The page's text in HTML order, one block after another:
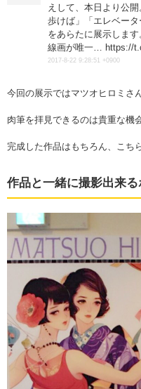
えして、本日より公
歩けば」「エレベータ
をあらたに展示しま
線画が唯一… https://
2017-8-22 9:28:51 +0900
今回の展示ではマツオヒロミさ
肉筆を拝見できるのは貴重な機
完成した作品はもちろん、こち
作品と一緒に撮影出来る